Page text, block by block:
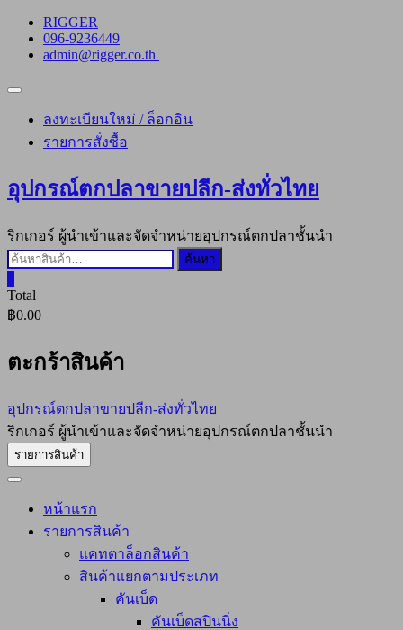
Skip
content
RIGGER
096-9236449
admin@rigger.co.th
Topbar
ลงทะเบียนใหม่ / ล็อกอิน
รายการสั่งซื้อ
อุปกรณ์ตกปลาขายปลีก-ส่งทั่วไทย
ริกเกอร์ ผู้นำเข้าและจัดจำหน่ายอุปกรณ์ตกปลาชั้นนำ
ค้นหา:
ค้นหา
Total
฿0.00
ตะกร้าสินค้า
อุปกรณ์ตกปลาขายปลีก-ส่งทั่วไทย
ริกเกอร์ ผู้นำเข้าและจัดจำหน่ายอุปกรณ์ตกปลาชั้นนำ
รายการสินค้า
หน้าแรก
รายการสินค้า
แคทตาล็อกสินค้า
สินค้าแยกตามประเภท
คันเบ็ด
คันเบ็ดสปินนิ่ง